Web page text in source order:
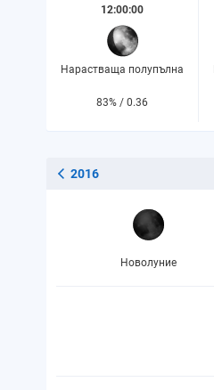
12:00:00
Нарастваща полупълна
83% / 0.36
2016
Новолуние